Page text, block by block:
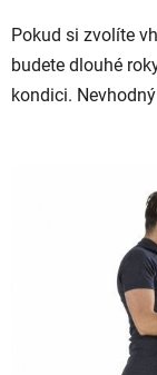
Pokud si zvolíte
budete dlouhé
kondici.